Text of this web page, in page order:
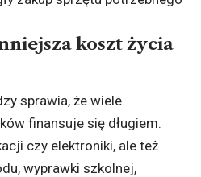
koszt życia
sprawia, że wiele
finansuje się długiem.
czy elektroniki, ale też
wyprawki szkolnej,